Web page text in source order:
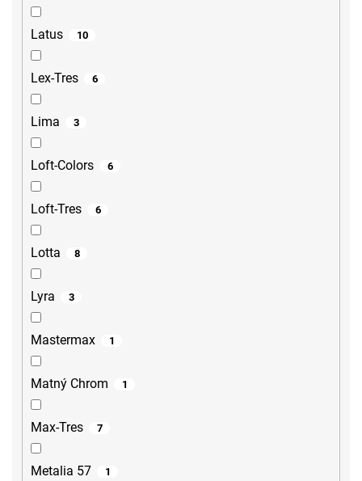
Latus 10
Lex-Tres 6
Lima 3
Loft-Colors 6
Loft-Tres 6
Lotta 8
Lyra 3
Mastermax 1
Matný Chrom 1
Max-Tres 7
Metalia 57 1